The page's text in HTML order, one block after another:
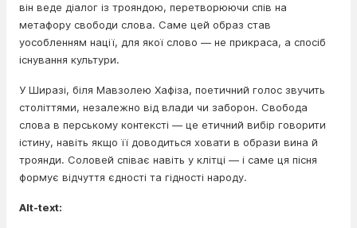
він веде діалог із трояндою, перетворюючи спів на
метафору свободи слова. Саме цей образ став
уособленням нації, для якої слово — не прикраса, а спосіб
існування культури.
У Ширазі, біля Мавзолею Хафіза, поетичний голос звучить
століттями, незалежно від влади чи заборон. Свобода
слова в перському контексті — це етичний вибір говорити
істину, навіть якщо її доводиться ховати в образи вина й
троянди. Соловей співає навіть у клітці — і саме ця пісня
формує відчуття єдності та гідності народу.
Alt-text: